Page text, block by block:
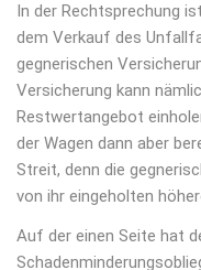
In der Rechtsprechung
dem Verkauf des
gegnerischen
Versicherung kann
Restwertangebot
der Wagen dann aber
Streit, denn die
von ihr eingeholten
Auf der einen Seite hat